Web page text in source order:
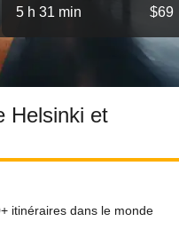
5 h 31 min $69
Helsinki et
itinéraires dans le monde